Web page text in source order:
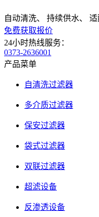
自动清洗、 持续供水、 适
免费获取报价
24小时热线服务：
0373-2636001
产品菜单
自清洗过滤器
多介质过滤器
保安过滤器
袋式过滤器
双联过滤器
超滤设备
反渗透设备